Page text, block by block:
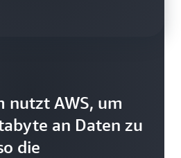
nutzt AWS, um
an Daten zu
die